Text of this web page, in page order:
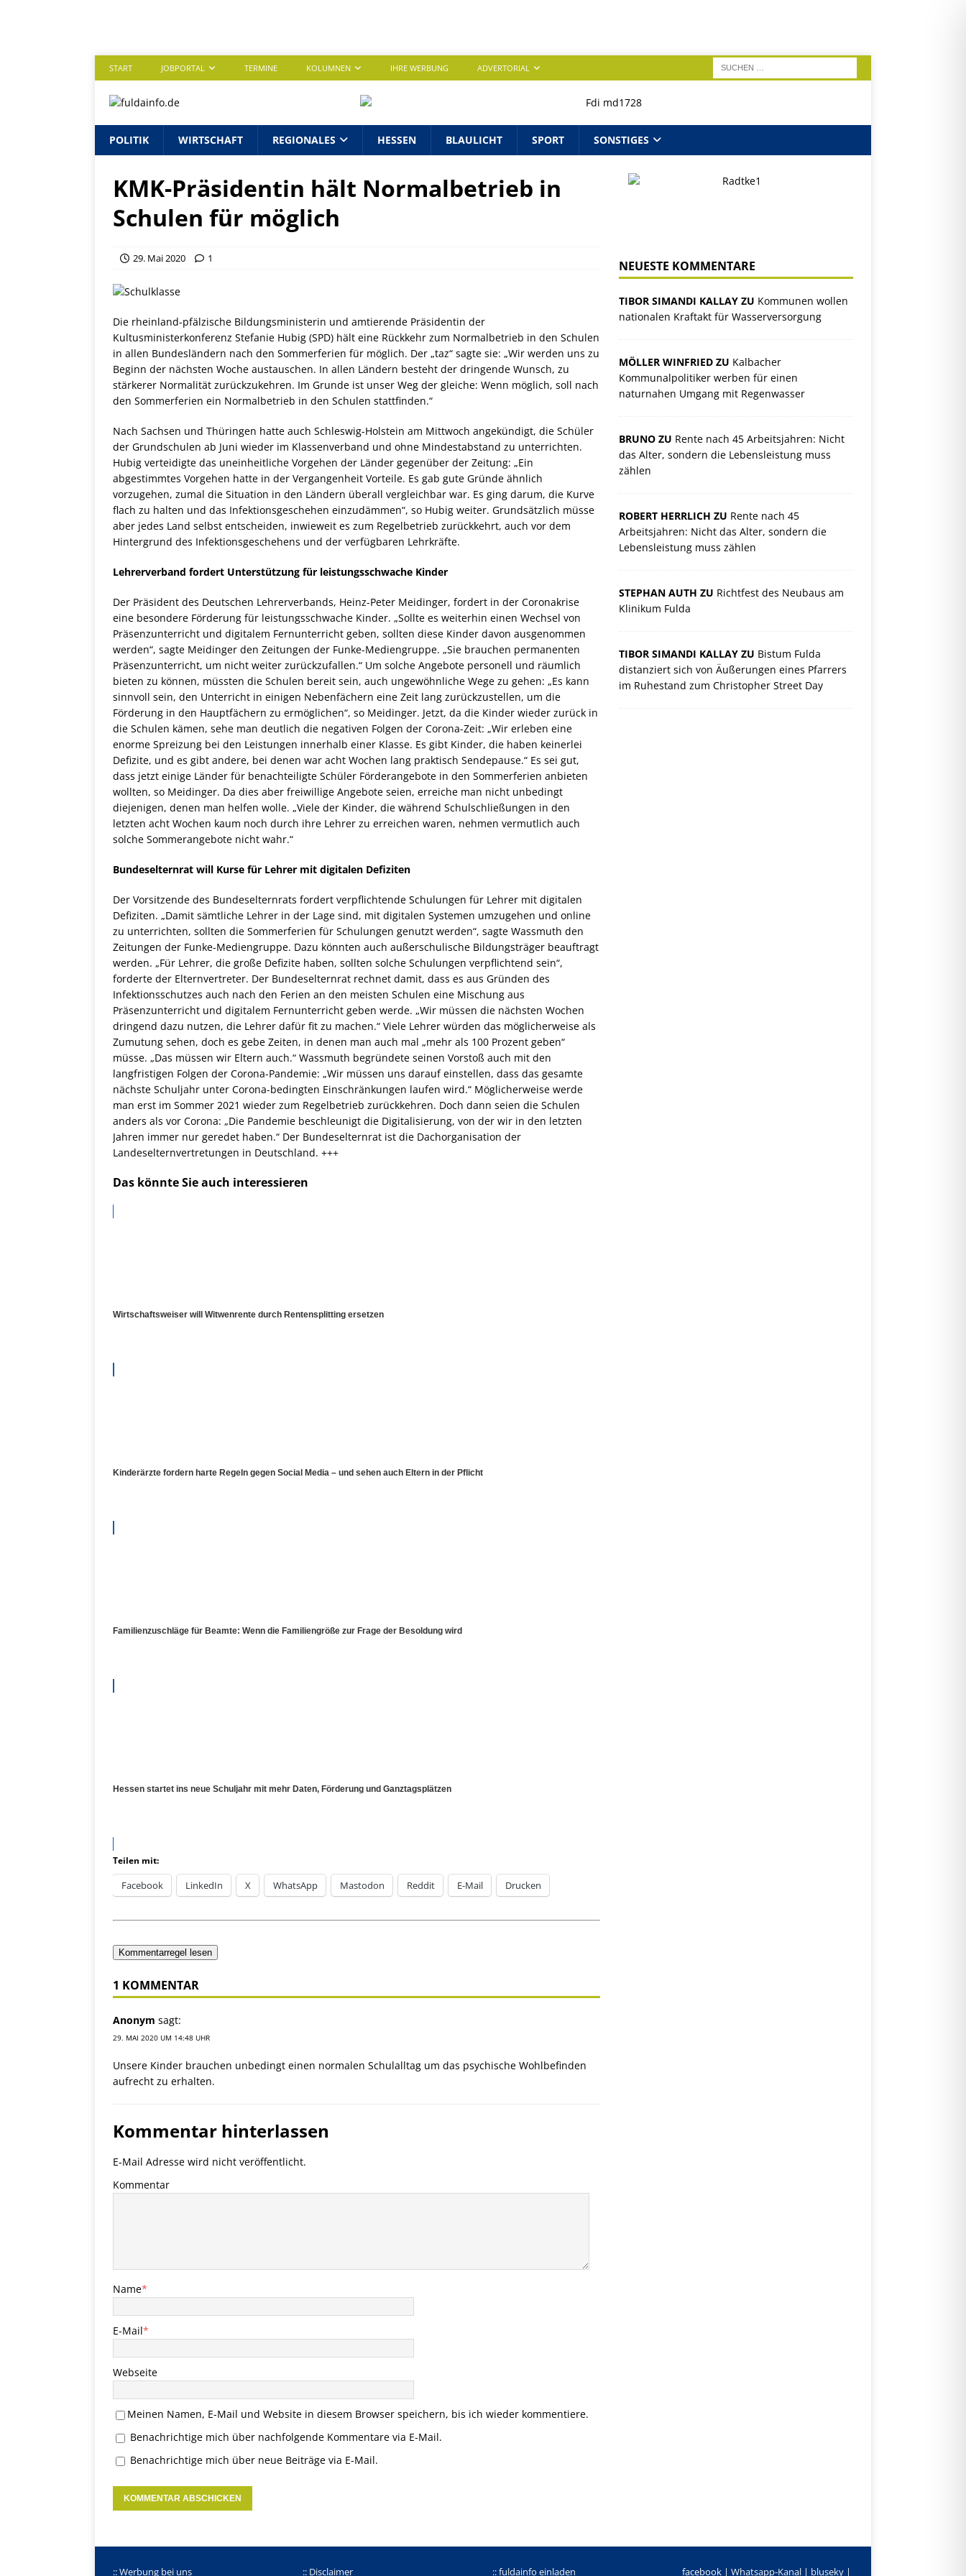
START JOBPORTAL TERMINE KOLUMNEN IHRE WERBUNG ADVERTORIAL
POLITIK WIRTSCHAFT REGIONALES HESSEN BLAULICHT SPORT SONSTIGES
KMK-Präsidentin hält Normalbetrieb in
Schulen für möglich
29. Mai 2020 1
Die rheinland-pfälzische Bildungsministerin und amtierende Präsidentin der
Kultusministerkonferenz Stefanie Hubig (SPD) hält eine Rückkehr zum Normalbetrieb in den Schulen
in allen Bundesländern nach den Sommerferien für möglich. Der „taz“ sagte sie: „Wir werden uns zu
Beginn der nächsten Woche austauschen. In allen Ländern besteht der dringende Wunsch, zu
stärkerer Normalität zurückzukehren. Im Grunde ist unser Weg der gleiche: Wenn möglich, soll nach
den Sommerferien ein Normalbetrieb in den Schulen stattfinden.“
Nach Sachsen und Thüringen hatte auch Schleswig-Holstein am Mittwoch angekündigt, die Schüler
der Grundschulen ab Juni wieder im Klassenverband und ohne Mindestabstand zu unterrichten.
Hubig verteidigte das uneinheitliche Vorgehen der Länder gegenüber der Zeitung: „Ein
abgestimmtes Vorgehen hatte in der Vergangenheit Vorteile. Es gab gute Gründe ähnlich
vorzugehen, zumal die Situation in den Ländern überall vergleichbar war. Es ging darum, die Kurve
flach zu halten und das Infektionsgeschehen einzudämmen“, so Hubig weiter. Grundsätzlich müsse
aber jedes Land selbst entscheiden, inwieweit es zum Regelbetrieb zurückkehrt, auch vor dem
Hintergrund des Infektionsgeschehens und der verfügbaren Lehrkräfte.
Lehrerverband fordert Unterstützung für leistungsschwache Kinder
Der Präsident des Deutschen Lehrerverbands, Heinz-Peter Meidinger, fordert in der Coronakrise
eine besondere Förderung für leistungsschwache Kinder. „Sollte es weiterhin einen Wechsel von
Präsenzunterricht und digitalem Fernunterricht geben, sollten diese Kinder davon ausgenommen
werden“, sagte Meidinger den Zeitungen der Funke-Mediengruppe. „Sie brauchen permanenten
Präsenzunterricht, um nicht weiter zurückzufallen.“ Um solche Angebote personell und räumlich
bieten zu können, müssten die Schulen bereit sein, auch ungewöhnliche Wege zu gehen: „Es kann
sinnvoll sein, den Unterricht in einigen Nebenfächern eine Zeit lang zurückzustellen, um die
Förderung in den Hauptfächern zu ermöglichen“, so Meidinger. Jetzt, da die Kinder wieder zurück in
die Schulen kämen, sehe man deutlich die negativen Folgen der Corona-Zeit: „Wir erleben eine
enorme Spreizung bei den Leistungen innerhalb einer Klasse. Es gibt Kinder, die haben keinerlei
Defizite, und es gibt andere, bei denen war acht Wochen lang praktisch Sendepause.“ Es sei gut,
dass jetzt einige Länder für benachteiligte Schüler Förderangebote in den Sommerferien anbieten
wollten, so Meidinger. Da dies aber freiwillige Angebote seien, erreiche man nicht unbedingt
diejenigen, denen man helfen wolle. „Viele der Kinder, die während Schulschließungen in den
letzten acht Wochen kaum noch durch ihre Lehrer zu erreichen waren, nehmen vermutlich auch
solche Sommerangebote nicht wahr.“
Bundeselternrat will Kurse für Lehrer mit digitalen Defiziten
Der Vorsitzende des Bundeselternrats fordert verpflichtende Schulungen für Lehrer mit digitalen
Defiziten. „Damit sämtliche Lehrer in der Lage sind, mit digitalen Systemen umzugehen und online
zu unterrichten, sollten die Sommerferien für Schulungen genutzt werden“, sagte Wassmuth den
Zeitungen der Funke-Mediengruppe. Dazu könnten auch außerschulische Bildungsträger beauftragt
werden. „Für Lehrer, die große Defizite haben, sollten solche Schulungen verpflichtend sein“,
forderte der Elternvertreter. Der Bundeselternrat rechnet damit, dass es aus Gründen des
Infektionsschutzes auch nach den Ferien an den meisten Schulen eine Mischung aus
Präsenzunterricht und digitalem Fernunterricht geben werde. „Wir müssen die nächsten Wochen
dringend dazu nutzen, die Lehrer dafür fit zu machen.“ Viele Lehrer würden das möglicherweise als
Zumutung sehen, doch es gebe Zeiten, in denen man auch mal „mehr als 100 Prozent geben“
müsse. „Das müssen wir Eltern auch.“ Wassmuth begründete seinen Vorstoß auch mit den
langfristigen Folgen der Corona-Pandemie: „Wir müssen uns darauf einstellen, dass das gesamte
nächste Schuljahr unter Corona-bedingten Einschränkungen laufen wird.“ Möglicherweise werde
man erst im Sommer 2021 wieder zum Regelbetrieb zurückkehren. Doch dann seien die Schulen
anders als vor Corona: „Die Pandemie beschleunigt die Digitalisierung, von der wir in den letzten
Jahren immer nur geredet haben.“ Der Bundeselternrat ist die Dachorganisation der
Landeselternvertretungen in Deutschland. +++
Das könnte Sie auch interessieren
Wirtschaftsweiser will Witwenrente durch Rentensplitting ersetzen
Kinderärzte fordern harte Regeln gegen Social Media – und sehen auch Eltern in der Pflicht
Familienzuschläge für Beamte: Wenn die Familiengröße zur Frage der Besoldung wird
Hessen startet ins neue Schuljahr mit mehr Daten, Förderung und Ganztagsplätzen
Teilen mit:
Facebook LinkedIn X WhatsApp Mastodon Reddit E-Mail Drucken
Kommentarregel lesen
1 KOMMENTAR
Anonym sagt:
29. MAI 2020 UM 14:48 UHR
Unsere Kinder brauchen unbedingt einen normalen Schulalltag um das psychische Wohlbefinden
aufrecht zu erhalten.
Kommentar hinterlassen
E-Mail Adresse wird nicht veröffentlicht.
Kommentar
Name*
E-Mail*
Webseite
Meinen Namen, E-Mail und Website in diesem Browser speichern, bis ich wieder kommentiere.
Benachrichtige mich über nachfolgende Kommentare via E-Mail.
Benachrichtige mich über neue Beiträge via E-Mail.
NEUESTE KOMMENTARE
TIBOR SIMANDI KALLAY ZU Kommunen wollen
nationalen Kraftakt für Wasserversorgung
MÖLLER WINFRIED ZU Kalbacher
Kommunalpolitiker werben für einen
naturnahen Umgang mit Regenwasser
BRUNO ZU Rente nach 45 Arbeitsjahren: Nicht
das Alter, sondern die Lebensleistung muss
zählen
ROBERT HERRLICH ZU Rente nach 45
Arbeitsjahren: Nicht das Alter, sondern die
Lebensleistung muss zählen
STEPHAN AUTH ZU Richtfest des Neubaus am
Klinikum Fulda
TIBOR SIMANDI KALLAY ZU Bistum Fulda
distanziert sich von Äußerungen eines Pfarrers
im Ruhestand zum Christopher Street Day
:: Werbung bei uns :: Disclaimer :: fuldainfo einladen facebook | Whatsapp-Kanal| bluseky|